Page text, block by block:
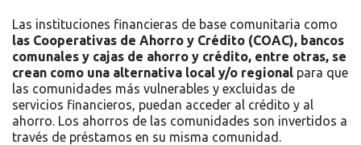
Las instituciones financieras de base comunitaria como
las Cooperativas de Ahorro y Crédito (COAC), bancos
comunales y cajas de ahorro y crédito, entre otras, se
crean como una alternativa local y/o regional para que
las comunidades más vulnerables y excluidas de
servicios financieros, puedan acceder al crédito y al
ahorro. Los ahorros de las comunidades son invertidos a
través de préstamos en su misma comunidad.